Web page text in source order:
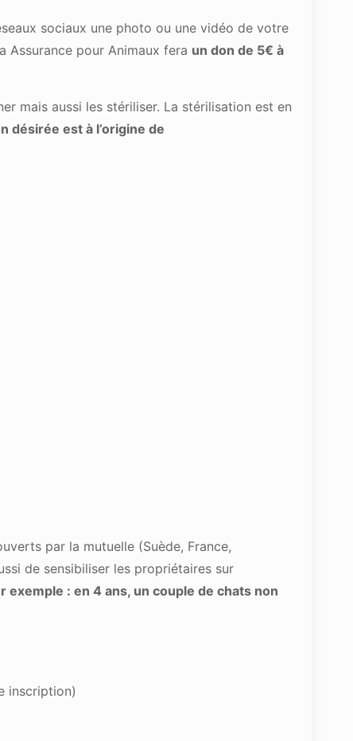
sociaux une photo ou une vidéo de votre
Assurance pour Animaux fera un don de 5€ à
mais aussi les stériliser. La stérilisation est en
désirée est à l’origine de
par la mutuelle (Suède, France,
de sensibiliser les propriétaires sur
exemple : en 4 ans, un couple de chats non
inscription)